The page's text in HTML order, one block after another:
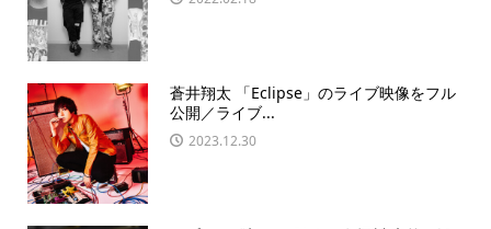
蒼井翔太 「Eclipse」のライブ映像をフル
公開／ライブ...
2023.12.30